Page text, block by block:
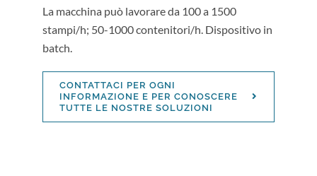
La macchina può lavorare da 100 a 1500
stampi/h; 50-1000 contenitori/h. Dispositivo in
batch.
CONTATTACI PER OGNI
INFORMAZIONE E PER CONOSCERE
TUTTE LE NOSTRE SOLUZIONI